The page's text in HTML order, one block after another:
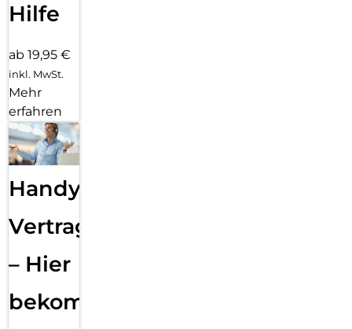
Hilfe
ab 19,95 €
inkl. MwSt.
Mehr
erfahren
Handy
Vertragsabwicklung
– Hier
bekommst